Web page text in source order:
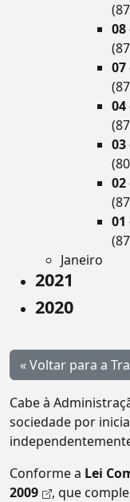
08
07
04
03
02
01
Janeiro
2021
2020
« Voltar para a
Cabe à
sociedade por
Conforme a Lei
2009
, que